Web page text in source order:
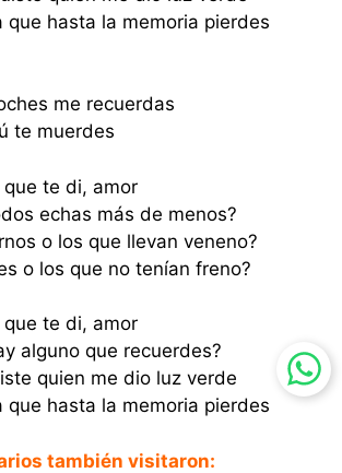
que hasta la memoria pierdes
me recuerdas
te muerdes
te di, amor
echas más de menos?
o los que llevan veneno?
o los que no tenían freno?
te di, amor
alguno que recuerdes?
quien me dio luz verde
que hasta la memoria pierdes
también visitaron: